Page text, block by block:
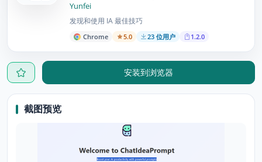
Yunfei
发现和使用 IA 最佳技巧
Chrome 5.0 23 位用户 1.2.0
安装到浏览器
截图预览